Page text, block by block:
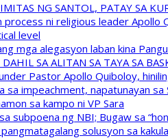
NG SANTOL, PATAY SA
ni religious leader Apollo
level
mga alegasyon laban kina
SA ALITAN SA TAYA SA
Pastor Apollo Quiboloy,
sa impeachment, napatunayan sa
sa kampo ni VP Sara
subpoena ng NBI; Bugaw sa
solusyon sa